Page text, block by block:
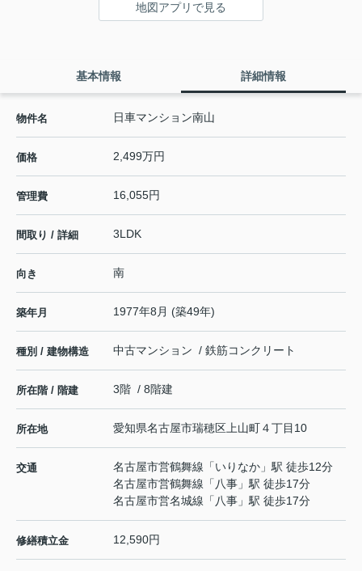
地図アプリで見る
基本情報 詳細情報
物件名 日車マンション南山
価格 2,499万円
管理費 16,055円
間取り / 詳細 3LDK
向き 南
築年月 1977年8月 (築49年)
種別 / 建物構造 中古マンション / 鉄筋コンクリート
所在階 / 階建 3階 / 8階建
所在地 愛知県名古屋市瑞穂区 上山町４丁目10
交通 名古屋市営鶴舞線 「いりなか 」駅 徒歩12分
名古屋市営鶴舞線 「 八事 」駅 徒歩17分
名古屋市営名城線 「 八事 」駅 徒歩17分
修繕積立金 12,590円